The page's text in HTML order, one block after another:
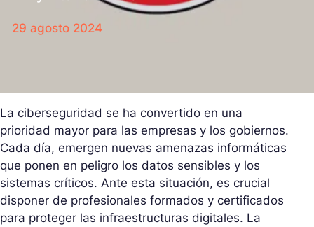
29 agosto 2024
La ciberseguridad se ha convertido en una
prioridad mayor para las empresas y los gobiernos.
Cada día, emergen nuevas amenazas informáticas
que ponen en peligro los datos sensibles y los
sistemas críticos. Ante esta situación, es crucial
disponer de profesionales formados y certificados
para proteger las infraestructuras digitales. La